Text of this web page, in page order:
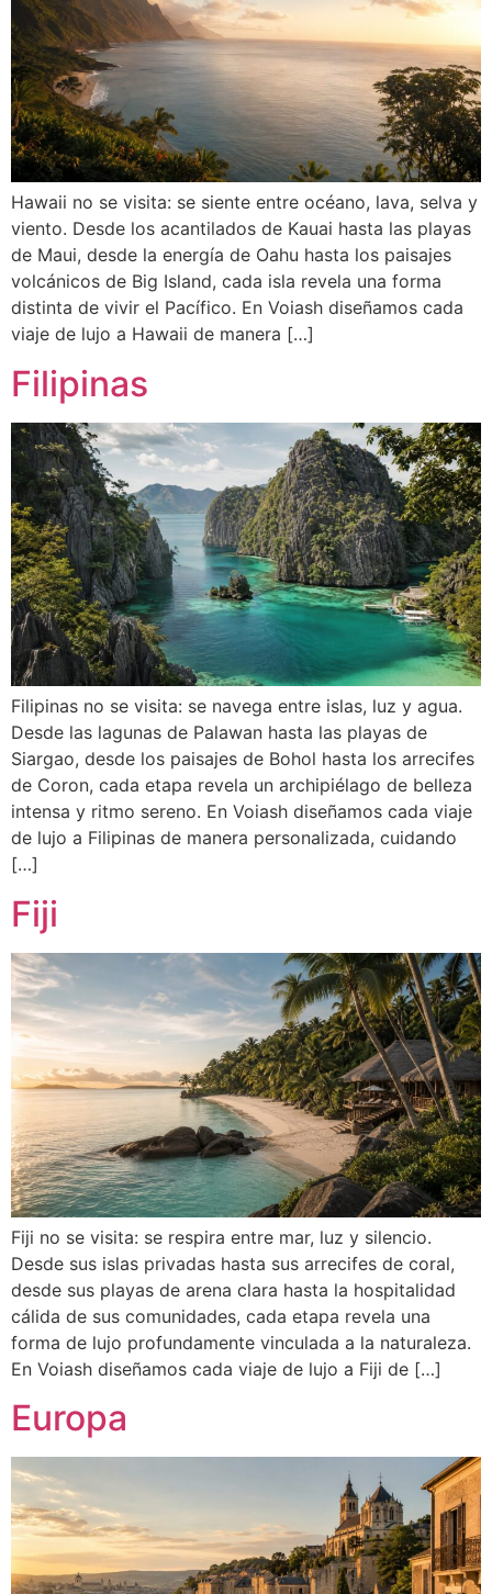
Hawaii no se visita: se siente entre océano, lava, selva y
viento. Desde los acantilados de Kauai hasta las playas
de Maui, desde la energía de Oahu hasta los paisajes
volcánicos de Big Island, cada isla revela una forma
distinta de vivir el Pacífico. En Voiash diseñamos cada
viaje de lujo a Hawaii de manera […]
Filipinas
Filipinas no se visita: se navega entre islas, luz y agua.
Desde las lagunas de Palawan hasta las playas de
Siargao, desde los paisajes de Bohol hasta los arrecifes
de Coron, cada etapa revela un archipiélago de belleza
intensa y ritmo sereno. En Voiash diseñamos cada viaje
de lujo a Filipinas de manera personalizada, cuidando
[…]
Fiji
Fiji no se visita: se respira entre mar, luz y silencio.
Desde sus islas privadas hasta sus arrecifes de coral,
desde sus playas de arena clara hasta la hospitalidad
cálida de sus comunidades, cada etapa revela una
forma de lujo profundamente vinculada a la naturaleza.
En Voiash diseñamos cada viaje de lujo a Fiji de […]
Europa